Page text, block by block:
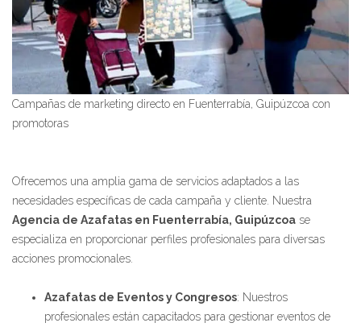
Campañas de marketing directo en Fuenterrabía, Guipúzcoa con
promotoras
Ofrecemos una amplia gama de servicios adaptados a las
necesidades específicas de cada campaña y cliente. Nuestra
Agencia de Azafatas en Fuenterrabía, Guipúzcoa se
especializa en proporcionar perfiles profesionales para diversas
acciones promocionales.
Azafatas de Eventos y Congresos: Nuestros
profesionales están capacitados para gestionar eventos de